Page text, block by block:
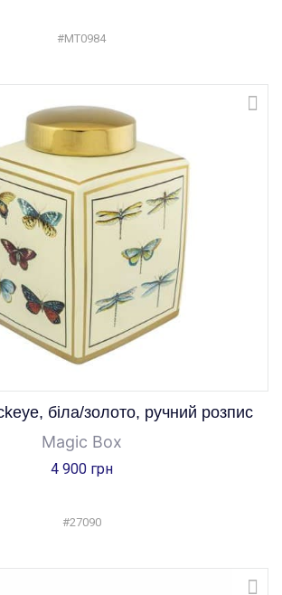
#MT0984
біла/золото, ручний розпис
Magic Box
4 900 грн
#27090